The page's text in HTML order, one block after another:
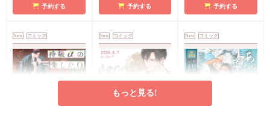
となの公式同人誌
償特典・『柴崎さんの
アクリルカードキーホ
ルダー 封入特典・描
き下ろし撮り合いっこ
チェキランダム2枚(全
店舗共通特典ペ
予約する
コミコミ特典「麗
人」表紙ラフ8P小冊
予約する 予約する
New コミック New コミック New コミック
もっと見る!